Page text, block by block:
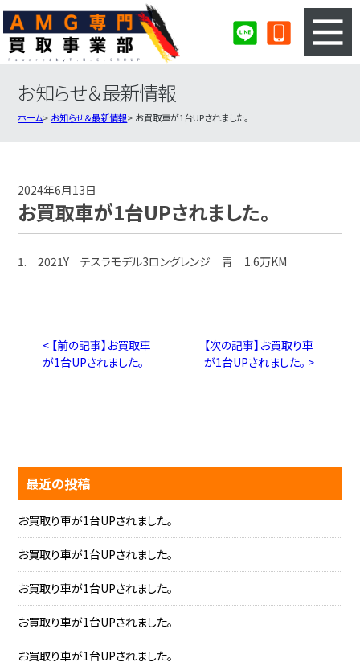
3ステップのカンタン査定
AMG買取実績
お知らせ＆最新情報
ホーム お知らせ＆最新情報 お買取車が1台UPされました。
2024年6月13日
お買取車が1台UPされました。
1. 2021Y テスラモデル3ロングレンジ 青 1.6万KM
< 【前の記事】お買取車
が1台UPされました。
【次の記事】お買取り車
が1台UPされました。 >
最近の投稿
お買取り車が1台UPされました。
お買取り車が1台UPされました。
お買取り車が1台UPされました。
お買取り車が1台UPされました。
お買取り車が1台UPされました。